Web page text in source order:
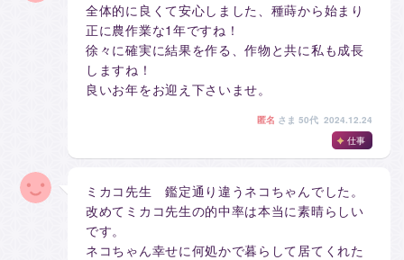
全体的に良くて安心しました、種蒔から始まり
正に農作業な1年ですね！
徐々に確実に結果を作る、作物と共に私も成長
しますね！
良いお年をお迎え下さいませ。
匿名 さま 50代 2024.12.24
仕事
ミカコ先生 鑑定通り違うネコちゃんでした。
改めてミカコ先生の的中率は本当に素晴らしい
です。
ネコちゃん幸せに何処かで暮らして居てくれた